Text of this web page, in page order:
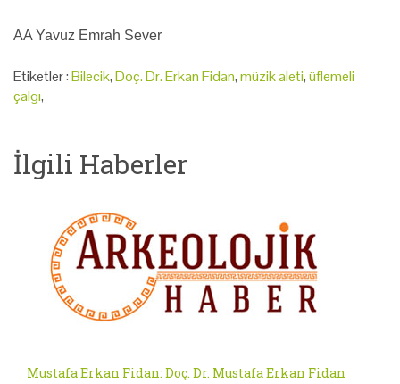
AA Yavuz Emrah Sever
Etiketler :Bilecik,Doç. Dr. Erkan Fidan,müzik aleti,üflemeli
çalgı,
İlgili Haberler
Mustafa Erkan Fidan: Doç. Dr. Mustafa Erkan Fidan